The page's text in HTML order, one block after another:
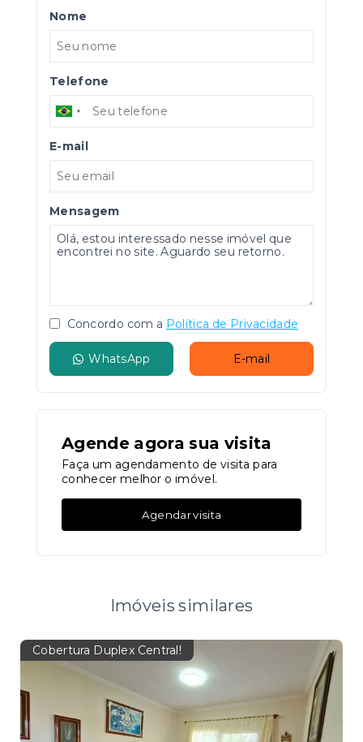
Nome
Telefone
E-mail
Mensagem
Concordo com a Política de Privacidade
WhatsApp E-mail
Agende agora sua visita
Faça um agendamento de visita para
conhecer melhor o imóvel.
Agendar visita
Imóveis similares
Cobertura Duplex Central!